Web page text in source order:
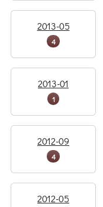
2013-05
4
2013-01
1
2012-09
4
2012-05